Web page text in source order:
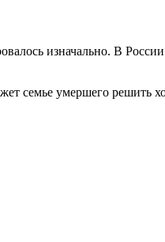
изначально. В
семье умершего решить